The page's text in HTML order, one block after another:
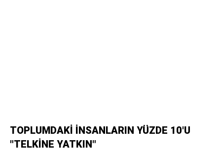
TOPLUMDAKİ İNSANLARIN YÜZDE 10'U
"TELKİNE YATKIN"